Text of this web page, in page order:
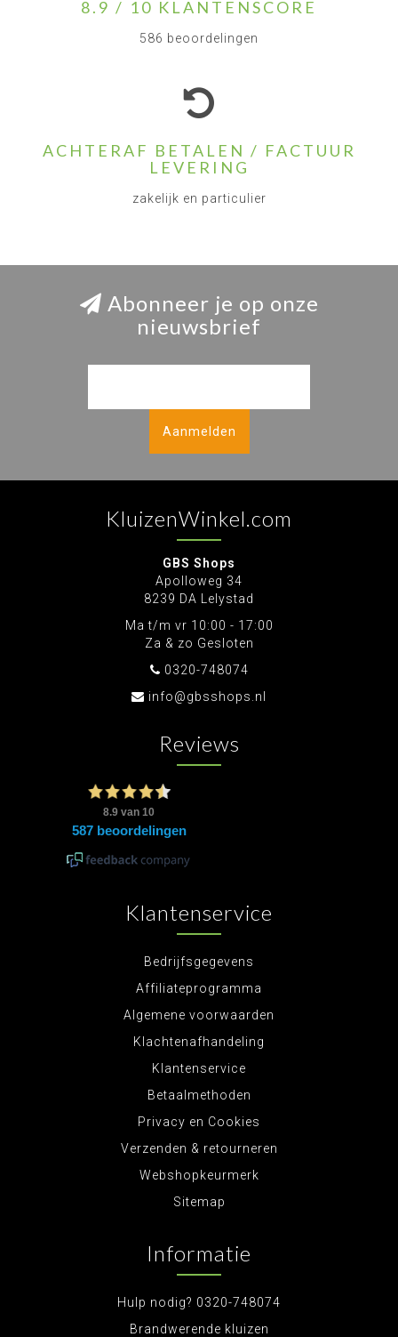
8.9 / 10 KLANTENSCORE
586 beoordelingen
ACHTERAF BETALEN / FACTUUR
LEVERING
zakelijk en particulier
Abonneer je op onze
nieuwsbrief
Aanmelden
KluizenWinkel.com
GBS Shops
Apolloweg 34
8239 DA Lelystad
Ma t/m vr 10:00 - 17:00
Za & zo Gesloten
0320-748074
info@gbsshops.nl
Reviews
Klantenservice
Bedrijfsgegevens
Affiliateprogramma
Algemene voorwaarden
Klachtenafhandeling
Klantenservice
Betaalmethoden
Privacy en Cookies
Verzenden & retourneren
Webshopkeurmerk
Sitemap
Informatie
Hulp nodig? 0320-748074
Brandwerende kluizen